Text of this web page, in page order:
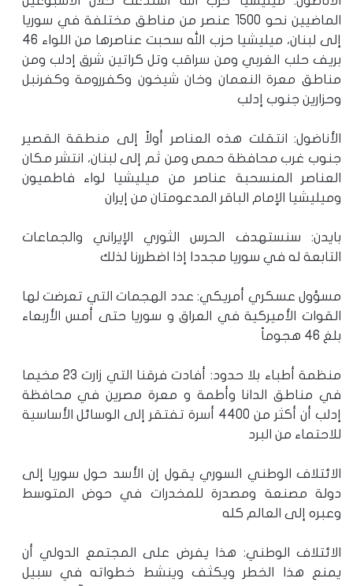
الماضيين نحو 1500 عنصر من مناطق مختلفة في سوريا
إلى لبنان، ميليشيا حزب الله سحبت عناصرها من اللواء 46
بريف حلب الغربي ومن سراقب وتل كراتين شرق إدلب ومن
مناطق معرة النعمان وخان شيخون وكفررومة وكفرنبل
وحزارين جنوب إدلب
الأناضول: انتقلت هذه العناصر أولاً إلى منطقة القصير
جنوب غرب محافظة حمص ومن ثم إلى لبنان، انتشر مكان
العناصر المنسحبة عناصر من ميليشيا لواء فاطميون
وميليشيا الإمام الباقر المدعومتان من إيران
بايدن: سنستهدف الحرس الثوري الإيراني والجماعات
التابعة له في سوريا مجددا إذا اضطررنا لذلك
مسؤول عسكري أمريكي: عدد الهجمات التي تعرضت لها
القوات الأميركية في العراق و سوريا حتى أمس الأربعاء
بلغ 46 هجوماً
منظمة أطباء بلا حدود: أفادت فرقنا التي زارت 23 مخيما
في مناطق الدانا وأطمة و معرة مصرين في محافظة
إدلب أن أكثر من 4400 أسرة تفتقر إلى الوسائل الأساسية
للاحتماء من البرد
الائتلاف الوطني السوري يقول إن الأسد حول سوريا إلى
دولة مصنعة ومصدرة للمخدرات في حوض المتوسط
وعبره إلى العالم كله
الائتلاف الوطني: هذا يفرض على المجتمع الدولي أن
يمنع هذا الخطر ويكثف وينشط خطواته في سبيل